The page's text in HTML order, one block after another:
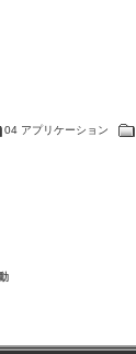
04 アプリケーション